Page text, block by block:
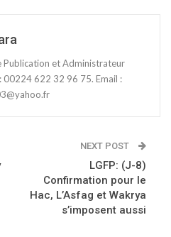
Publication et Administrateur
00224 622 32 96 75. Email :
NEXT POST
LGFP: (J-8)
Confirmation pour le
Hac, L’Asfag et Wakrya
s’imposent aussi